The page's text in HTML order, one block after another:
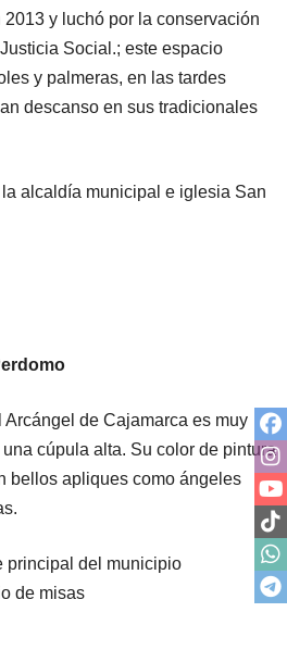
y luchó por la conservación
Social.; este espacio
y palmeras, en las tardes
descanso en sus tradicionales
la alcaldía municipal e iglesia San
de Cajamarca es muy
cúpula alta. Su color de pintura
bellos apliques como ángeles
principal del municipio
de misas